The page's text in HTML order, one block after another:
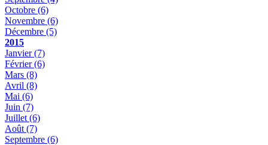
Octobre (6)
Novembre (6)
Décembre (5)
2015
Janvier(7)
Février(6)
Mars (8)
Avril (8)
Mai (6)
Juin (7)
Juillet (6)
Août (7)
Septembre (6)